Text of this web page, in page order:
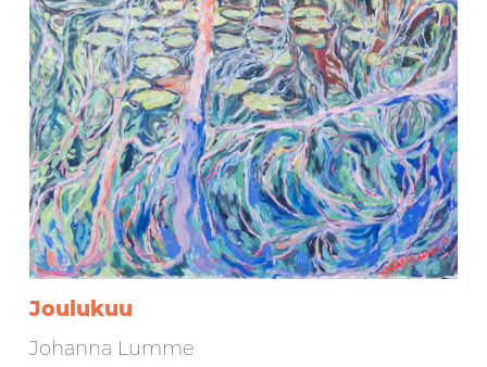
Joulukuu
Johanna Lumme